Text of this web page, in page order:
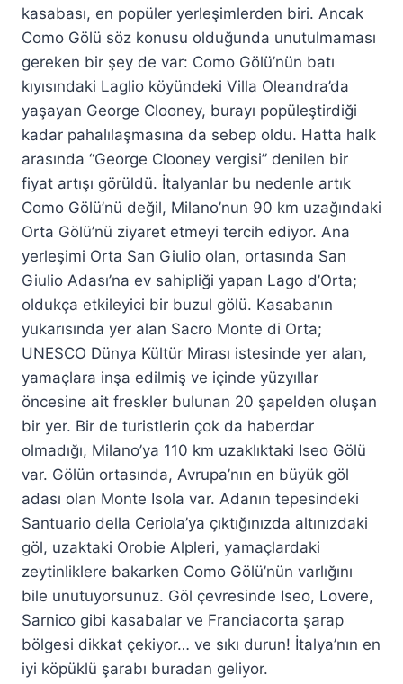
kasabası, en popüler yerleşimlerden biri. Ancak
Como Gölü söz konusu olduğunda unutulmaması
gereken bir şey de var: Como Gölü’nün batı
kıyısındaki Laglio köyündeki Villa Oleandra’da
yaşayan George Clooney, burayı popüleştirdiği
kadar pahalılaşmasına da sebep oldu. Hatta halk
arasında “George Clooney vergisi” denilen bir
fiyat artışı görüldü. İtalyanlar bu nedenle artık
Como Gölü’nü değil, Milano’nun 90 km uzağındaki
Orta Gölü’nü ziyaret etmeyi tercih ediyor. Ana
yerleşimi Orta San Giulio olan, ortasında San
Giulio Adası’na ev sahipliği yapan Lago d’Orta;
oldukça etkileyici bir buzul gölü. Kasabanın
yukarısında yer alan Sacro Monte di Orta;
UNESCO Dünya Kültür Mirası istesinde yer alan,
yamaçlara inşa edilmiş ve içinde yüzyıllar
öncesine ait freskler bulunan 20 şapelden oluşan
bir yer. Bir de turistlerin çok da haberdar
olmadığı, Milano’ya 110 km uzaklıktaki Iseo Gölü
var. Gölün ortasında, Avrupa’nın en büyük göl
adası olan Monte Isola var. Adanın tepesindeki
Santuario della Ceriola’ya çıktığınızda altınızdaki
göl, uzaktaki Orobie Alpleri, yamaçlardaki
zeytinliklere bakarken Como Gölü’nün varlığını
bile unutuyorsunuz. Göl çevresinde Iseo, Lovere,
Sarnico gibi kasabalar ve Franciacorta şarap
bölgesi dikkat çekiyor… ve sıkı durun! İtalya’nın en
iyi köpüklü şarabı buradan geliyor.